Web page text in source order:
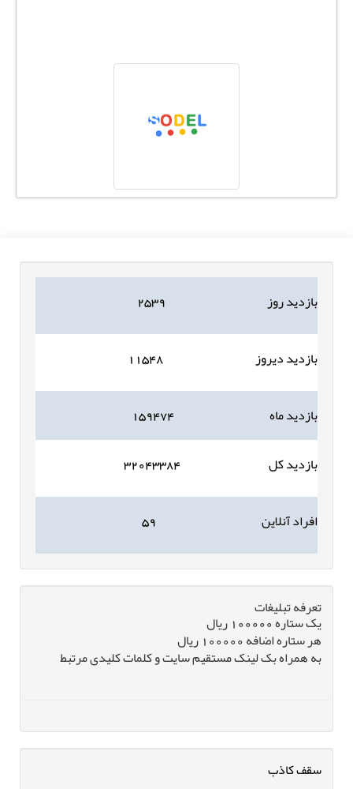
بازدید روز ۲۵۳۹
بازدید دیروز ۱۱۵۴۸
بازدید ماه
۱۵۹۴۷۴
بازدید کل
۳۲۰۴۳۳۸۴
افراد آنلاین ۵۹
تعرفه تبلیغات
یک ستاره 100000 ریال
هر ستاره اضافه 100000 ریال
به همراه بک لینک مستقیم سایت و کلمات کلیدی مرتبط
سقف کاذب